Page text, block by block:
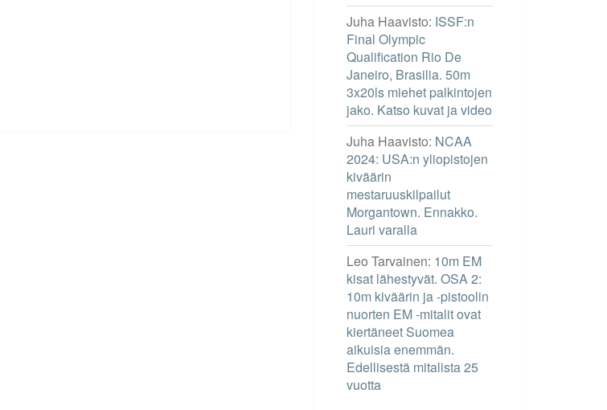
Juha Haavisto: ISSF:n
Final Olympic
Qualification Rio De
Janeiro, Brasilia. 50m
3x20ls miehet palkintojen
jako. Katso kuvat ja video
Juha Haavisto: NCAA
2024: USA:n yliopistojen
kiväärin
mestaruuskilpailut
Morgantown. Ennakko.
Lauri varalla
Leo Tarvainen: 10m EM
kisat lähestyvät. OSA 2:
10m kiväärin ja -pistoolin
nuorten EM -mitalit ovat
kiertäneet Suomea
aikuisia enemmän.
Edellisestä mitalista 25
vuotta